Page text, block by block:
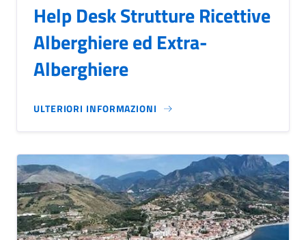
Help Desk Strutture Ricettive
Alberghiere ed Extra-
Alberghiere
ULTERIORI INFORMAZIONI